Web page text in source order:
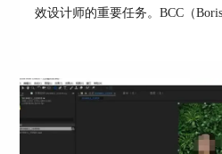
效设计师的重要任务。BCC（
蓝宝石（Sapphire）插件作为业
的难题。同时，Adobe Premiere
辑的标准工具，对插件的需求也
bcc和蓝宝石插件哪个好用，有哪
在为广大影视制作人员提供实用